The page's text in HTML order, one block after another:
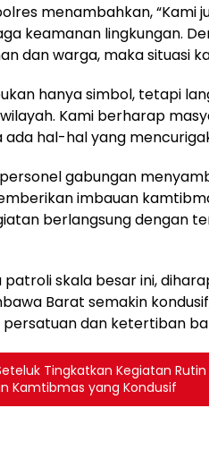
menambahkan,
keamanan lingkungan.
dan warga, maka situasi
hanya simbol, tetapi
Kami berharap
hal-hal yang
gabungan
imbauan
berlangsung dengan
skala besar ini,
Barat semakin
dan ketertiban
Tingkatkan Kegiatan
Kamtibmas yang Kondusif